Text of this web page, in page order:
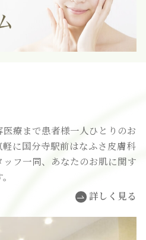
療まで患者様一人ひとりのお
に国分寺駅前はなふさ皮膚科
フ一同、あなたのお肌に関す
詳しく見る